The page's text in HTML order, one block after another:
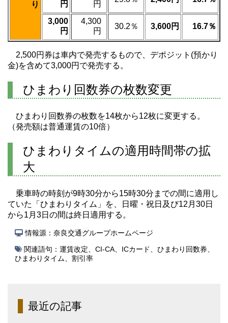
り
円
円
3,000
円
4,300
円
30.2％ 3,600円 16.7％
2,500円券は車内で発売するもので、デポジット(預かり
金)を含めて3,000円で発売する。
ひまわり回数券の枚数変更
ひまわり回数券の枚数を14枚から12枚に変更する。
（発売額は普通運賃の10倍）
ひまわりタイムの適用時間帯の拡
大
乗車時の時刻が9時30分から15時30分までの間に適用し
ていた「ひまわりタイム」を、日曜・祝日及び12月30日
から1月3日の間は終日適用する。
情報源：奈良交通グループホームページ
関連語句： 運賃改定、 CI-CA、 ICカード、 ひまわり回数券、
ひまわりタイム、 割引率
最近の記事